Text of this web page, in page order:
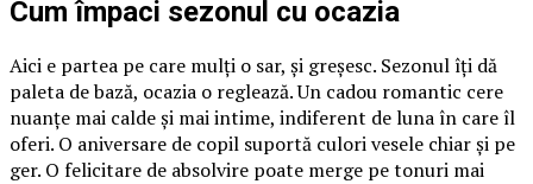
Cum împaci sezonul cu ocazia
Aici e partea pe care mulți o sar, și greșesc. Sezonul îți dă
paleta de bază, ocazia o reglează. Un cadou romantic cere
nuanțe mai calde și mai intime, indiferent de luna în care îl
oferi. O aniversare de copil suportă culori vesele chiar și pe
ger. O felicitare de absolvire poate merge pe tonuri mai